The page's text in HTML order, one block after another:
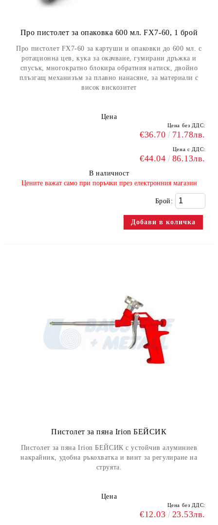
Про пистолет за опаковка 600 мл. FX7-60, 1 брой
Про пистолет FX7-60 за картуши и опаковки до 600 мл. с
ротационна цев, кука за окачване, гумирани дръжка и
спусък, многократно блокира обратния натиск, двойно
плъзгащ механизъм за плавно нанасяне, за материали с
висок вискозитет
Цена
Цена без ДДС:
€36.70 71.78лв.
Цена с ДДС:
€44.04 86.13лв.
В наличност
​Цените важат само при поръчки през електронния магазин
Брой:
Пистолет за пяна Irion БЕЙСИК
Пистолет за пяна Irion БЕЙСИК с устойчив алуминиев
накрайник, удобна ръкохватка и винт за регулиране на
струята.
Цена
Цена без ДДС:
€12.03 23.53лв.